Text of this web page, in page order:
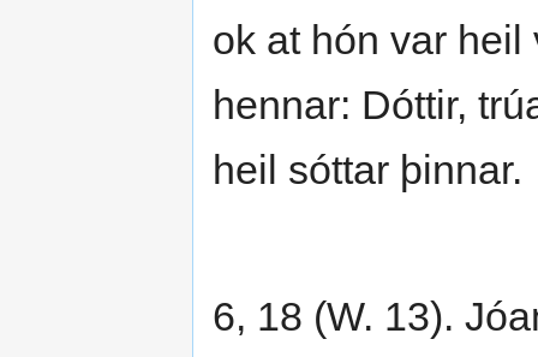
ok at hón var
hennar: Dóttir,
heil sóttar þinnar.
6, 18 (W. 13).